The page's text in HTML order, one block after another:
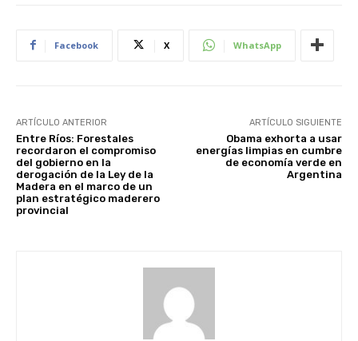
Facebook X WhatsApp
ARTÍCULO ANTERIOR
Entre Ríos: Forestales
recordaron el compromiso
del gobierno en la
derogación de la Ley de la
Madera en el marco de un
plan estratégico maderero
provincial
ARTÍCULO SIGUIENTE
Obama exhorta a usar
energías limpias en cumbre
de economía verde en
Argentina